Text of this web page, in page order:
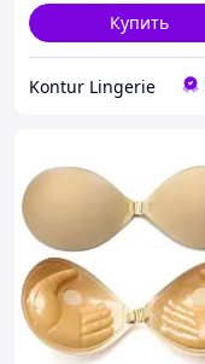
Купить
Kontur Lingerie